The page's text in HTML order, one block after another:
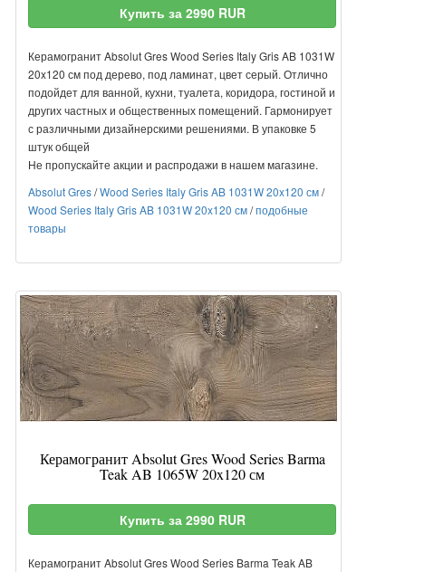
Купить за 2990 RUR
Керамогранит Absolut Gres Wood Series Italy Gris AB 1031W
20x120 см под дерево, под ламинат, цвет серый. Отлично
подойдет для ванной, кухни, туалета, коридора, гостиной и
других частных и общественных помещений. Гармонирует
с различными дизайнерскими решениями. В упаковке 5
штук общей
Не пропускайте акции и распродажи в нашем магазине.
Absolut Gres/Wood Series Italy Gris AB 1031W 20x120 см/
Wood Series Italy Gris AB 1031W 20x120 см/подобные
товары
Керамогранит Absolut Gres Wood Series Barma
Teak AB 1065W 20x120 см
Купить за 2990 RUR
Керамогранит Absolut Gres Wood Series Barma Teak AB